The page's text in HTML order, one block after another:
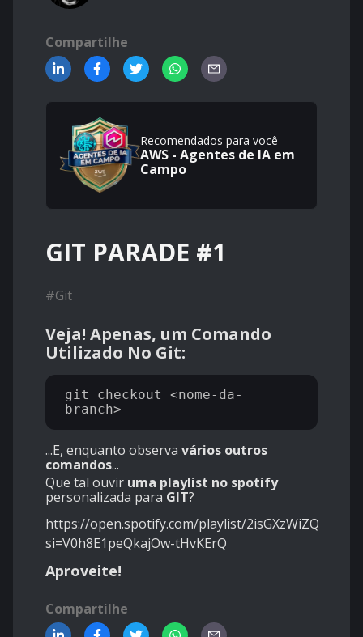
Compartilhe
Recomendados para você
AWS - Agentes de IA em
Campo
GIT PARADE #1
#Git
Veja! Apenas, um Comando
Utilizado No Git:
git checkout <nome-da-
...E, enquanto observa vários outros
comandos...
Que tal ouvir uma playlist no spotify
personalizada para GIT?
https://open.spotify.com/playlist/
si=V0h8E1peQkajOw-tHvKErQ
Aproveite!
Compartilhe